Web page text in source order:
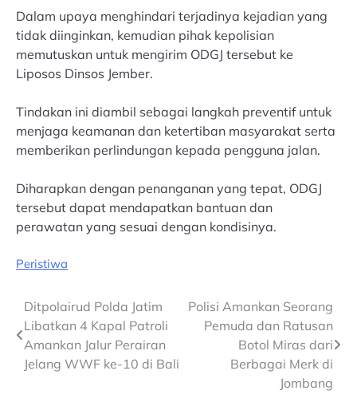
Dalam upaya menghindari terjadinya kejadian yang
tidak diinginkan, kemudian pihak kepolisian
memutuskan untuk mengirim ODGJ tersebut ke
Liposos Dinsos Jember.
Tindakan ini diambil sebagai langkah preventif untuk
menjaga keamanan dan ketertiban masyarakat serta
memberikan perlindungan kepada pengguna jalan.
Diharapkan dengan penanganan yang tepat, ODGJ
tersebut dapat mendapatkan bantuan dan
perawatan yang sesuai dengan kondisinya.
Peristiwa
Post
navigation
Ditpolairud Polda Jatim
Libatkan 4 Kapal Patroli
Amankan Jalur Perairan
Jelang WWF ke-10 di Bali
Polisi Amankan Seorang
Pemuda dan Ratusan
Botol Miras dari
Berbagai Merk di
Jombang